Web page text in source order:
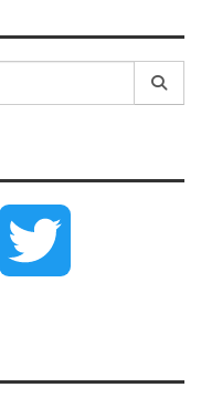
Instagram